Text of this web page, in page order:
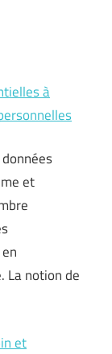
à
et
La notion de
et